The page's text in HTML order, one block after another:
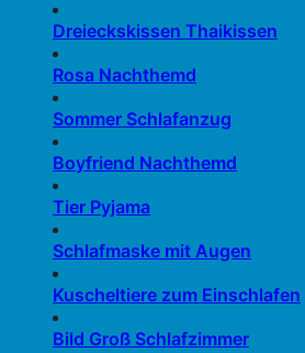
Dreieckskissen Thaikissen
Rosa Nachthemd
Sommer Schlafanzug
Boyfriend Nachthemd
Tier Pyjama
Schlafmaske mit Augen
Kuscheltiere zum Einschlafen
Bild Groß Schlafzimmer